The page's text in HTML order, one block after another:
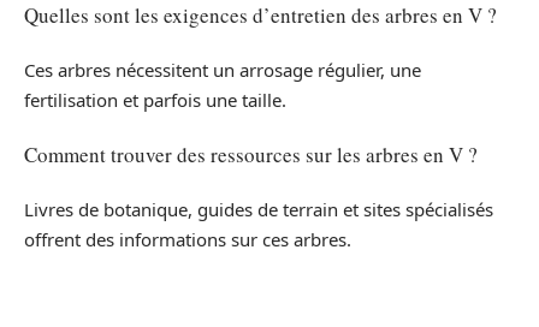
Quelles sont les exigences d’entretien des arbres en V ?
Ces arbres nécessitent un arrosage régulier, une
fertilisation et parfois une taille.
Comment trouver des ressources sur les arbres en V ?
Livres de botanique, guides de terrain et sites spécialisés
offrent des informations sur ces arbres.